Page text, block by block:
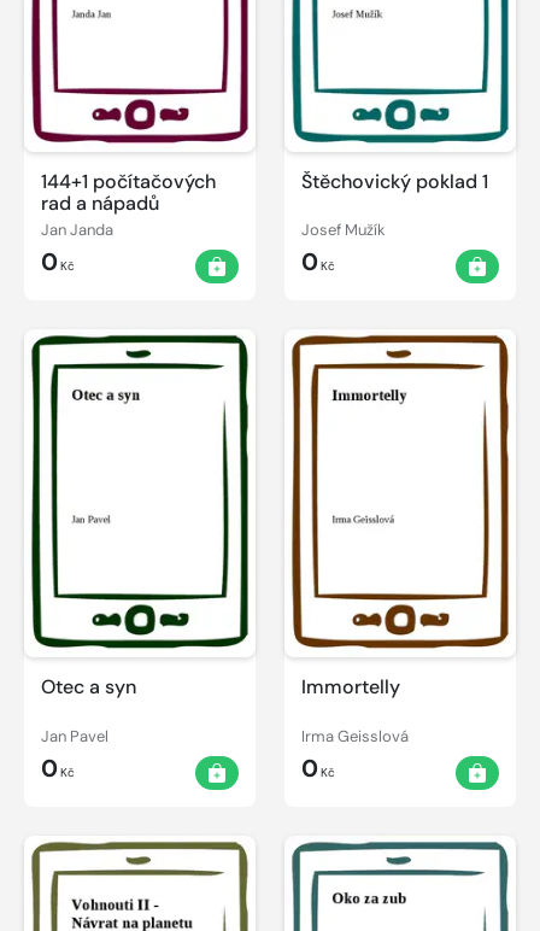
144+1 počítačových
rad a nápadů
Jan Janda
0Kč
Štěchovický poklad 1
Josef Mužík
0Kč
Otec a syn
Jan Pavel
0Kč
Immortelly
Irma Geisslová
0Kč